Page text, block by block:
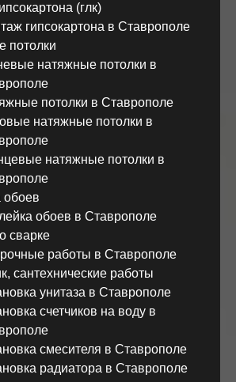
(глк)
гипсокартона в Ставрополе
потолки
натяжные потолки в
потолки в Ставрополе
натяжные потолки в
натяжные потолки в
обоев
обоев в Ставрополе
сварке
работы в Ставрополе
сантехнические работы
унитаза в Ставрополе
счетчиков на воду в
смесителя в Ставрополе
радиатора в Ставрополе